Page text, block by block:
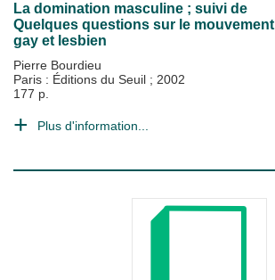
La domination masculine ; suivi de
Quelques questions sur le mouvement
gay et lesbien
Pierre Bourdieu
Paris : Éditions du Seuil ; 2002
177 p.
Plus d'information...